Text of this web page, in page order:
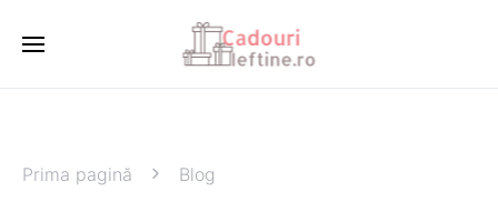
Prima pagină Blog